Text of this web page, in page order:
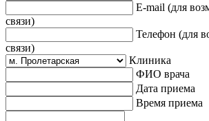
E-mail (для
связи)
Телефон (для
связи)
Клиника
ФИО врача
Дата приема
Время приема